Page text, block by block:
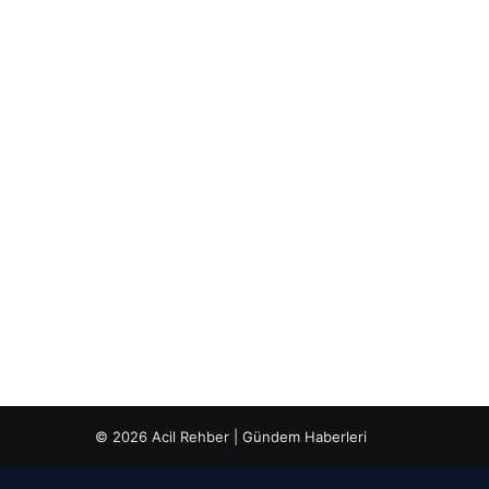
© 2026 Acil Rehber | Gündem Haberleri